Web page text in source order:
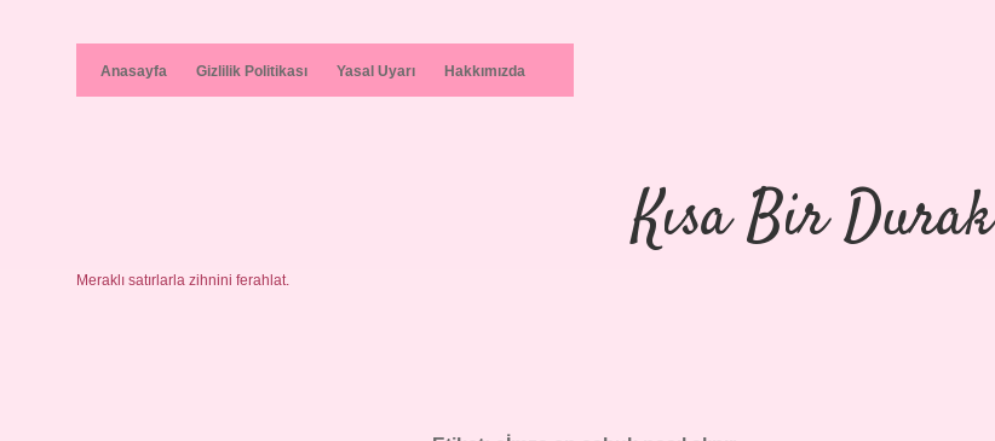
Anasayfa Gizlilik Politikası Yasal Uyarı Hakkımızda
Kısa Bir Durak
Meraklı satırlarla zihnini ferahlat.